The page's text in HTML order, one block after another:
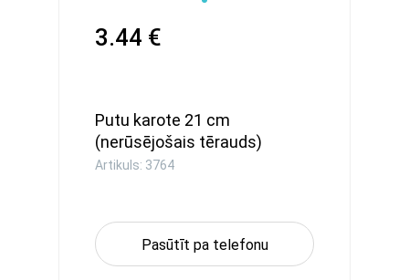
3.44 €
Putu karote 21 cm
(nerūsējošais tērauds)
Artikuls: 3764
Pasūtīt pa telefonu